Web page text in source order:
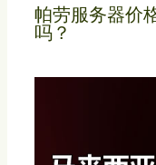
帕劳服务器价
吗？